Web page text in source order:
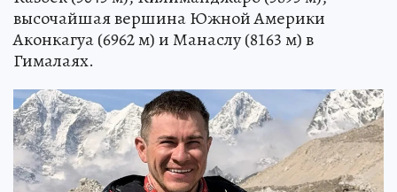
высочайшая вершина Южной Америки
Аконкагуа (6962 м) и Манаслу (8163 м) в
Гималаях.